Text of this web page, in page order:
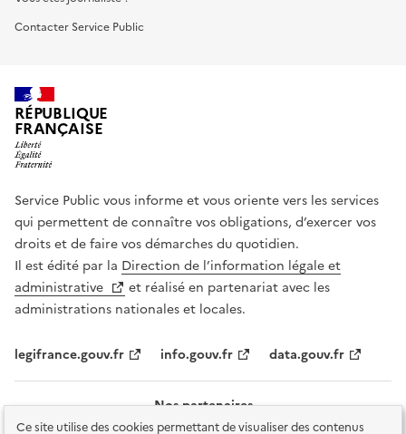
Ce site utilise des cookies permettant de visualiser des contenus
Contacter Service Public
RÉPUBLIQUE
FRANÇAISE
Service Public vous informe et vous oriente vers les services
qui permettent de connaître vos obligations, d’exercer vos
droits et de faire vos démarches du quotidien.
Il est édité par la Direction de l’information légale et
administrative
et réalisé en partenariat avec les
administrations nationales et locales.
legifrance.gouv.fr info.gouv.fr data.gouv.fr
Nos partenaires